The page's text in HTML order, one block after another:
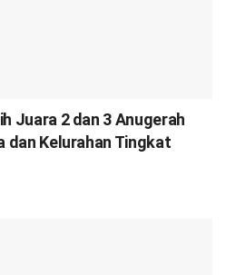
Juara 2 dan 3 Anugerah
dan Kelurahan Tingkat